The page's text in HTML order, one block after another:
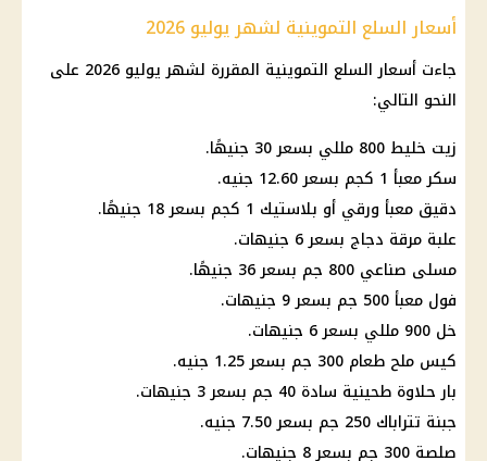
أسعار السلع التموينية لشهر يوليو 2026
جاءت أسعار السلع التموينية
المقررة لشهر يوليو 2026 على
النحو التالي:
زيت خليط 800 مللي بسعر 30 جنيهًا.
سكر معبأ 1 كجم بسعر 12.60 جنيه.
دقيق معبأ ورقي أو بلاستيك 1 كجم بسعر 18 جنيهًا.
علبة مرقة دجاج بسعر 6 جنيهات.
مسلى صناعي 800 جم بسعر 36 جنيهًا.
فول معبأ 500 جم بسعر 9 جنيهات.
خل 900 مللي بسعر 6 جنيهات.
كيس ملح طعام 300 جم بسعر 1.25 جنيه.
بار حلاوة طحينية سادة 40 جم بسعر 3 جنيهات.
جبنة تتراباك 250 جم بسعر 7.50 جنيه.
صلصة 300 جم بسعر 8 جنيهات.